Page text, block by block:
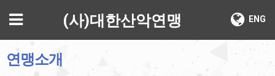
메뉴 ENG
(사)대한산악연맹
연맹소개